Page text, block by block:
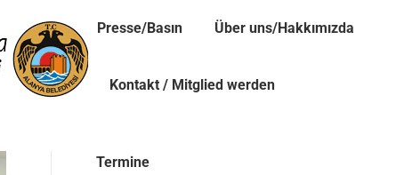
Presse/Basın Über uns/Hakkımızda
Kontakt / Mitglied werden
Termine